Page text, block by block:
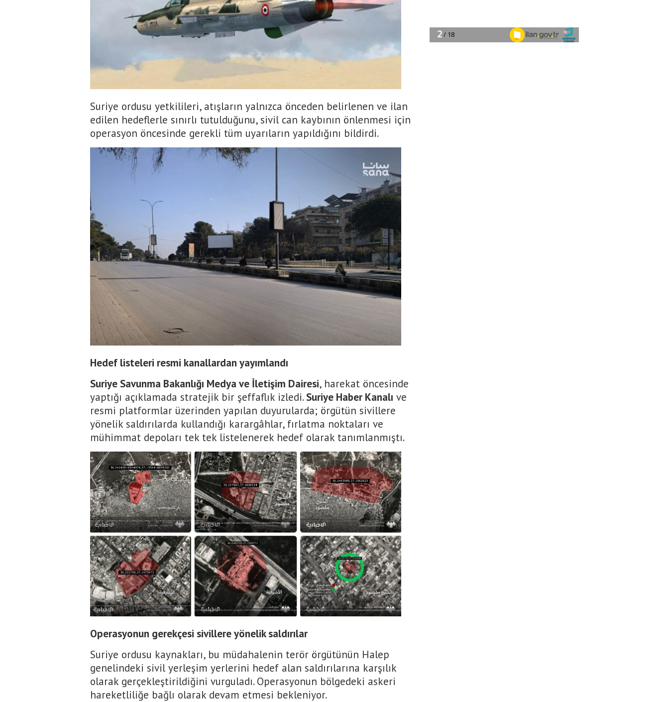
Suriye ordusu yetkilileri, atışların yalnızca önceden belirlenen ve ilan
edilen hedeflerle sınırlı tutulduğunu, sivil can kaybının önlenmesi için
operasyon öncesinde gerekli tüm uyarıların yapıldığını bildirdi.
Hedef listeleri resmi kanallardan yayımlandı
Suriye Savunma Bakanlığı Medya ve İletişim Dairesi, harekat öncesinde
yaptığı açıklamada stratejik bir şeffaflık izledi.Suriye Haber Kanalı ve
resmi platformlar üzerinden yapılan duyurularda; örgütün sivillere
yönelik saldırılarda kullandığı karargâhlar, fırlatma noktaları ve
mühimmat depoları tek tek listelenerek hedef olarak tanımlanmıştı.
Operasyonun gerekçesi sivillere yönelik saldırılar
Suriye ordusu kaynakları, bu müdahalenin terör örgütünün Halep
genelindeki sivil yerleşim yerlerini hedef alan saldırılarına karşılık
olarak gerçekleştirildiğini vurguladı. Operasyonun bölgedeki askeri
hareketliliğe bağlı olarak devam etmesi bekleniyor.